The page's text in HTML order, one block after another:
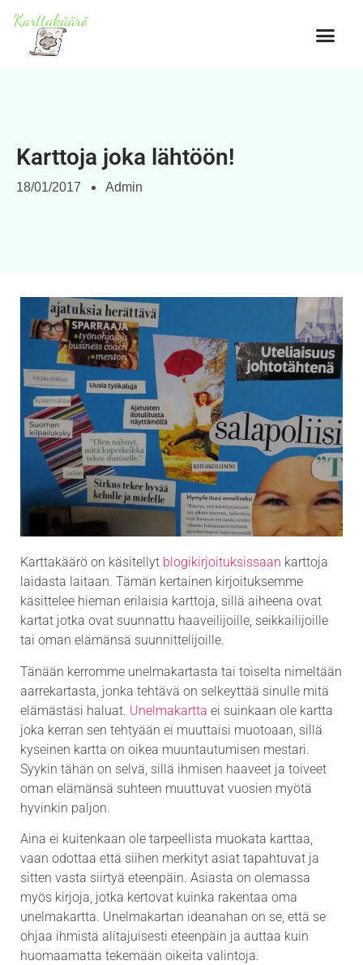
Karttoja joka lähtöön!
18/01/2017 Admin
Karttakäärö on käsitellyt blogikirjoituksissaan karttoja
laidasta laitaan. Tämän kertainen kirjoituksemme
käsittelee hieman erilaisia karttoja, sillä aiheena ovat
kartat jotka ovat suunnattu haaveilijoille, seikkailijoille
tai oman elämänsä suunnittelijoille.
Tänään kerromme unelmakartasta tai toiselta nimeltään
aarrekartasta, jonka tehtävä on selkeyttää sinulle mitä
elämästäsi haluat. Unelmakartta ei suinkaan ole kartta
joka kerran sen tehtyään ei muuttaisi muotoaan, sillä
kyseinen kartta on oikea muuntautumisen mestari.
Syykin tähän on selvä, sillä ihmisen haaveet ja toiveet
oman elämänsä suhteen muuttuvat vuosien myötä
hyvinkin paljon.
Aina ei kuitenkaan ole tarpeellista muokata karttaa,
vaan odottaa että siihen merkityt asiat tapahtuvat ja
sitten vasta siirtyä eteenpäin. Asiasta on olemassa
myös kirjoja, jotka kertovat kuinka rakentaa oma
unelmakartta. Unelmakartan ideanahan on se, että se
ohjaa ihmistä alitajuisesti eteenpäin ja auttaa kuin
huomaamatta tekemään oikeita valintoja.